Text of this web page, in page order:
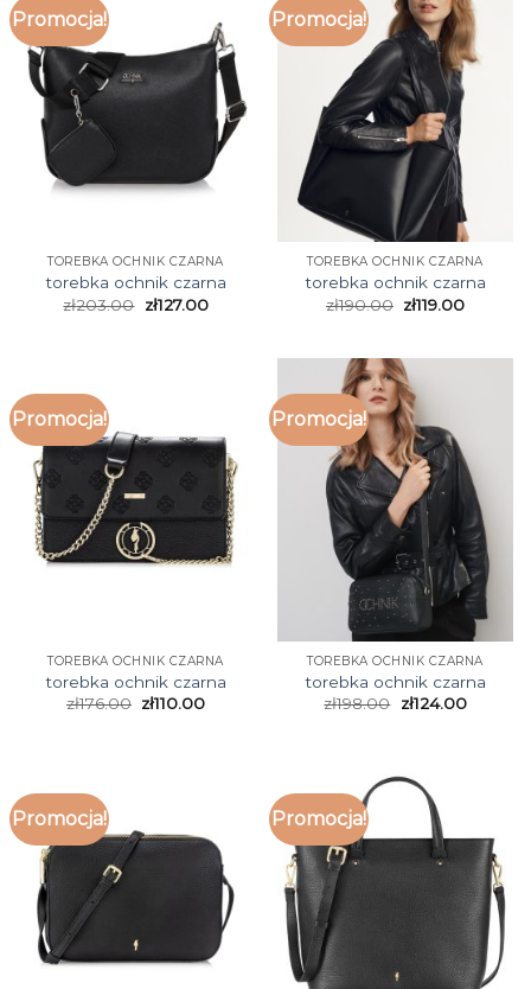
Promocja!
TOREBKA OCHNIK CZARNA
torebka ochnik czarna
zł203.00 zł127.00
Promocja!
TOREBKA OCHNIK CZARNA
torebka ochnik czarna
zł190.00 zł119.00
Promocja!
TOREBKA OCHNIK CZARNA
torebka ochnik czarna
zł176.00 zł110.00
Promocja!
TOREBKA OCHNIK CZARNA
torebka ochnik czarna
zł198.00 zł124.00
Promocja! Promocja!